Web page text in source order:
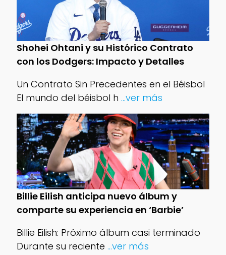
Shohei Ohtani y su Histórico Contrato
con los Dodgers: Impacto y Detalles
Un Contrato Sin Precedentes en el Béisbol
El mundo del béisbol h ...ver más
Billie Eilish anticipa nuevo álbum y
comparte su experiencia en ‘Barbie’
Billie Eilish: Próximo álbum casi terminado
Durante su reciente ...ver más